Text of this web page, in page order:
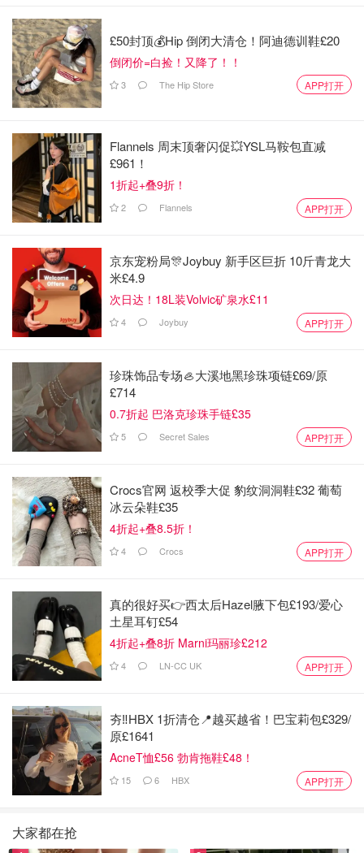
£50封顶💰Hip 倒闭大清仓！阿迪德训鞋£20
倒闭价=白捡！又降了！！
3 The Hip Store APP打开
Flannels 周末顶奢闪促💥YSL马鞍包直减
£961！
1折起+叠9折！
2 Flannels APP打开
京东宠粉局🎊Joybuy 新手区巨折 10斤青龙大
米£4.9
次日达！18L装Volvic矿泉水£11
4 Joybuy APP打开
珍珠饰品专场🦪大溪地黑珍珠项链£69/原
£714
0.7折起 巴洛克珍珠手链£35
5 Secret Sales APP打开
Crocs官网 返校季大促 豹纹洞洞鞋£32 葡萄
冰云朵鞋£35
4折起+叠8.5折！
4 Crocs APP打开
真的很好买👉西太后Hazel腋下包£193/爱心
土星耳钉£54
4折起+叠8折 Marni玛丽珍£212
4 LN-CC UK APP打开
夯‼️HBX 1折清仓📍越买越省！巴宝莉包£329/
原£1641
AcneT恤£56 勃肯拖鞋£48！
15 6 HBX APP打开
大家都在抢